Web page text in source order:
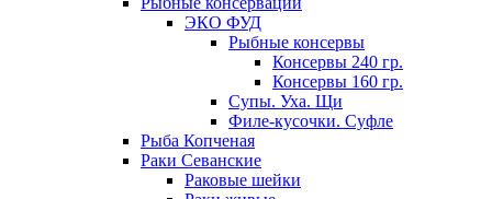
ЭКО ФУД
Рыбные консервы
Консервы 240 гр.
Консервы 160 гр.
Супы. Уха. Щи
Филе-кусочки. Суфле
Рыба Копченая
Раки Севанские
Раковые шейки